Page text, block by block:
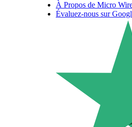
À Propos de Micro
Évaluez-nous sur